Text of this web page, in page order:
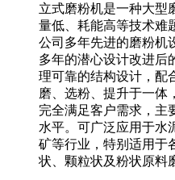
立式磨粉机是一种大型
量低、耗能高等技术难
公司多年先进的磨粉机
多年的潜心设计改进后
理可靠的结构设计，配
磨、选粉、提升于一体
完全满足客户需求，主
水平。可广泛应用于水
矿等行业，特别适用于
状、颗粒状及粉状原料